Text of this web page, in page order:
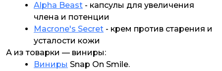
Alpha Beast - капсулы для увеличения
члена и потенции
Macrone's Secret - крем против старения и
усталости кожи
А из товарки — виниры:
Виниры Snap On Smile.